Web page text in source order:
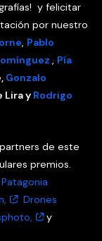
y felicitar
por nuestro
, Pablo
, Pía
Gonzalo
Lira y Rodrigo
de este
premios.
Drones
y